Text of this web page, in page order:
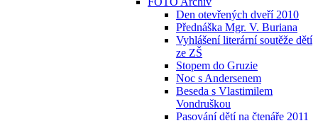
Den otevřených dveří 2010
Přednáška Mgr. V. Buriana
Vyhlášení literární soutěže dětí
ze ZŠ
Stopem do Gruzie
Noc s Andersenem
Beseda s Vlastimilem
Vondruškou
Pasování dětí na čtenáře 2011